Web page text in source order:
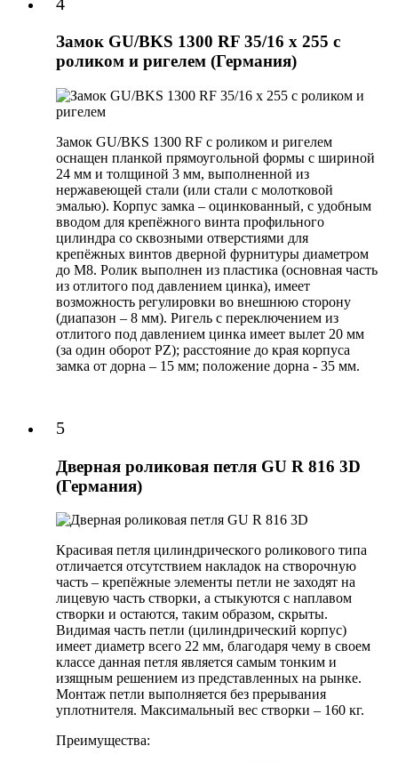
Замок GU/BKS 1300 RF 35/16 х 255 с
роликом и ригелем (Германия)
Замок GU/BKS 1300 RF с роликом и ригелем
оснащен планкой прямоугольной формы с шириной
24 мм и толщиной 3 мм, выполненной из
нержавеющей стали (или стали с молотковой
эмалью). Корпус замка – оцинкованный, с удобным
вводом для крепёжного винта профильного
цилиндра со сквозными отверстиями для
крепёжных винтов дверной фурнитуры диаметром
до М8. Ролик выполнен из пластика (основная часть
из отлитого под давлением цинка), имеет
возможность регулировки во внешнюю сторону
(диапазон – 8 мм). Ригель с переключением из
отлитого под давлением цинка имеет вылет 20 мм
(за один оборот PZ); расстояние до края корпуса
замка от дорна – 15 мм; положение дорна - 35 мм.
5
Дверная роликовая петля GU R 816 3D
(Германия)
Красивая петля цилиндрического роликового типа
отличается отсутствием накладок на створочную
часть – крепёжные элементы петли не заходят на
лицевую часть створки, а стыкуются с наплавом
створки и остаются, таким образом, скрыты.
Видимая часть петли (цилиндрический корпус)
имеет диаметр всего 22 мм, благодаря чему в своем
классе данная петля является самым тонким и
изящным решением из представленных на рынке.
Монтаж петли выполняется без прерывания
уплотнителя. Максимальный вес створки – 160 кг.
Преимущества: